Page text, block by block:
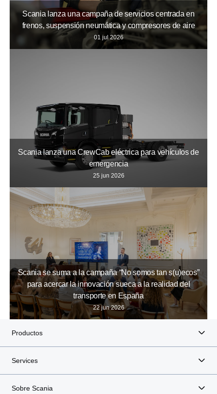
Scania lanza una campaña de servicios centrada en
frenos, suspensión neumática y compresores de aire
01 jul 2026
Scania lanza una CrewCab eléctrica para vehículos de
emergencia
25 jun 2026
Scania se suma a la campaña “No somos tan s(u)ecos”
para acercar la innovación sueca a la realidad del
transporte en España
22 jun 2026
Productos
Services
Sobre Scania